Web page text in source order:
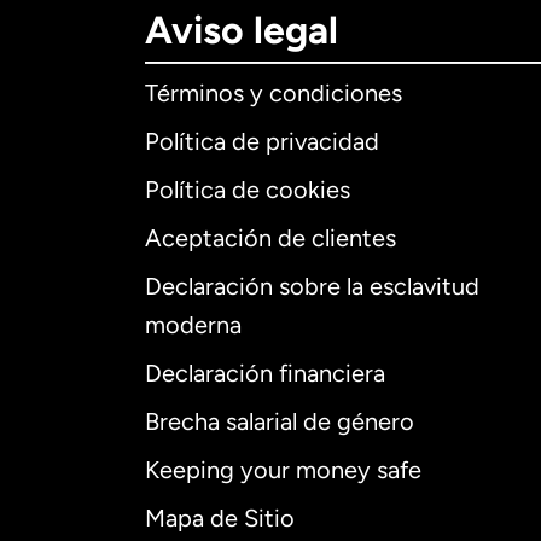
Aviso legal
Términos y condiciones
Política de privacidad
Política de cookies
Aceptación de clientes
Declaración sobre la esclavitud
moderna
Declaración financiera
Brecha salarial de género
Keeping your money safe
Mapa de Sitio
Internacional
Alemania